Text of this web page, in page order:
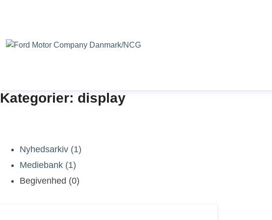
Kategorier: display
Nyhedsarkiv (1)
Mediebank (1)
Begivenhed (0)